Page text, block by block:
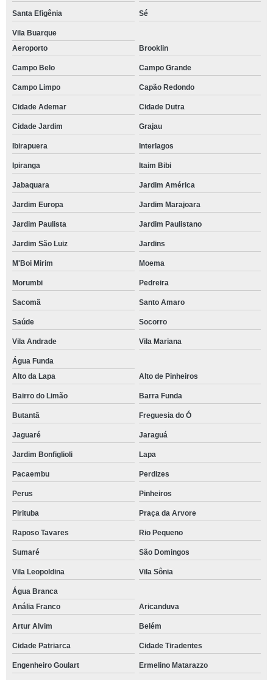
Santa Efigênia Sé
Vila Buarque
Aeroporto
Brooklin
Campo Belo Campo Grande
Campo Limpo Capão Redondo
Cidade Ademar Cidade Dutra
Cidade Jardim Grajau
Ibirapuera Interlagos
Ipiranga Itaim Bibi
Jabaquara Jardim América
Jardim Europa Jardim Marajoara
Jardim Paulista Jardim Paulistano
Jardim São Luiz Jardins
M'Boi Mirim Moema
Morumbi Pedreira
Sacomã Santo Amaro
Saúde Socorro
Vila Andrade Vila Mariana
Água Funda
Alto da Lapa
Alto de Pinheiros
Bairro do Limão Barra Funda
Butantã Freguesia do Ó
Jaguaré Jaraguá
Jardim Bonfiglioli Lapa
Pacaembu Perdizes
Perus Pinheiros
Pirituba Praça da Arvore
Raposo Tavares Rio Pequeno
Sumaré São Domingos
Vila Leopoldina Vila Sônia
Água Branca
Anália Franco
Aricanduva
Artur Alvim Belém
Cidade Patriarca Cidade Tiradentes
Engenheiro Goulart Ermelino Matarazzo